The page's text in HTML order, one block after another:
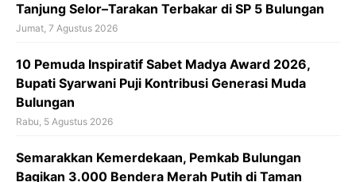
Tanjung Selor–Tarakan Terbakar di SP 5 Bulungan
Jumat, 7 Agustus 2026
10 Pemuda Inspiratif Sabet Madya Award 2026,
Bupati Syarwani Puji Kontribusi Generasi Muda
Bulungan
Rabu, 5 Agustus 2026
Semarakkan Kemerdekaan, Pemkab Bulungan
Bagikan 3.000 Bendera Merah Putih di Taman